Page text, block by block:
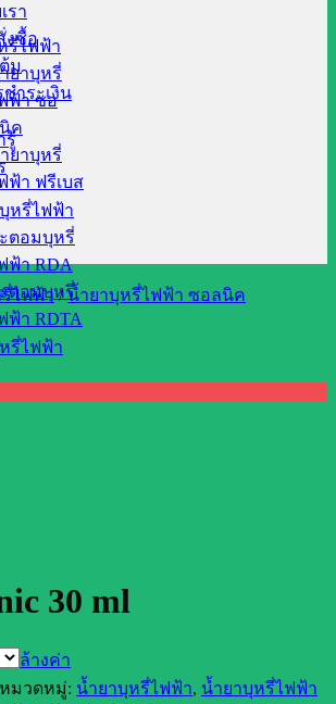
รี่ไฟฟ้า
ยาบุหรี่
ฟ้า ซอ
ค
ยาบุหรี่
ฟ้า ฟรีเบส
หรี่ไฟฟ้า
ตอมบุหรี่
ฟ้า RDA
ตอมบุหรี่
ฟ้า RDTA
รี่ไฟฟ้า
รา
งซื้อ
ม
ำระเงิน
รู้
ไฟฟ้า / น้ำยาบุหรี่ไฟฟ้า ซอลนิค
30 ml
ล้างค่า
หมวดหมู่: น้ำยาบุหรี่ไฟฟ้า, น้ำยาบุหรี่ไฟฟ้า